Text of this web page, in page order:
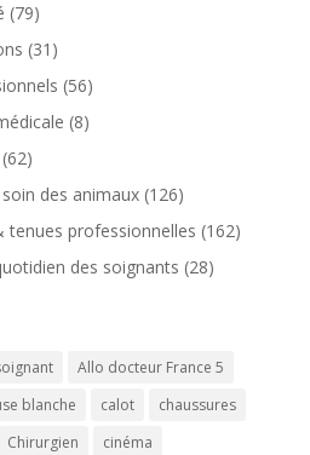
(79)
(31)
(56)
(8)
(62)
des animaux(126)
tenues professionnelles (162)
des soignants (28)
Allo docteur France 5
blanche calot
chaussures
Chirurgien
cinéma